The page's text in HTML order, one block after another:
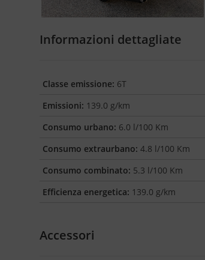
Informazioni dettagliate
Classe emissione: 6T
Emissioni: 139.0 g/km
Consumo urbano: 6.0 l/100 Km
Consumo extraurbano: 4.8 l/100 Km
Consumo combinato: 5.3 l/100 Km
Efficienza energetica: 139.0 g/km
Accessori